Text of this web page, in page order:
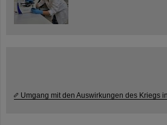
Umgang mit den Auswirkungen des Kriegs